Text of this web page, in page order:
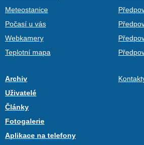
Meteostanice
Počasí u vás
Webkamery
Teplotní mapa
Archiv
Uživatelé
Články
Fotogalerie
Aplikace na telefony